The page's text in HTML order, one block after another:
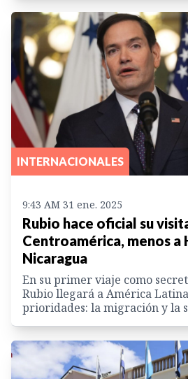
INTERNACIONALES
9:43 AM 31 ene. 2025
Rubio hace oficial su
Centroamérica, menos a
Nicaragua
En su primer viaje como
Rubio llegará a América
prioridades: la migración y la